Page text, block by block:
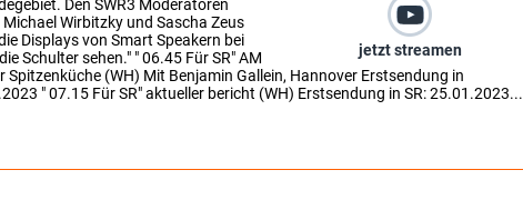
jetzt streamen
Den SWR3 Moderatoren
Wirbitzky und Sascha Zeus
Displays von Smart Speakern bei
Schulter sehen." " 06.45 Für SR" AM
Spitzenküche (WH) Mit Benjamin Gallein, Hannover Erstsendung in
" 07.15 Für SR" aktueller bericht (WH) Erstsendung in SR: 25.01.2023...